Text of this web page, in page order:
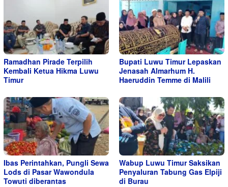
Ramadhan Pirade Terpilih
Kembali Ketua Hikma Luwu
Timur
Bupati Luwu Timur Lepaskan
Jenasah Almarhum H.
Haeruddin Temme di Malili
Ibas Perintahkan, Pungli Sewa
Lods di Pasar Wawondula
Towuti diberantas
Wabup Luwu Timur Saksikan
Penyaluran Tabung Gas Elpiji
di Burau